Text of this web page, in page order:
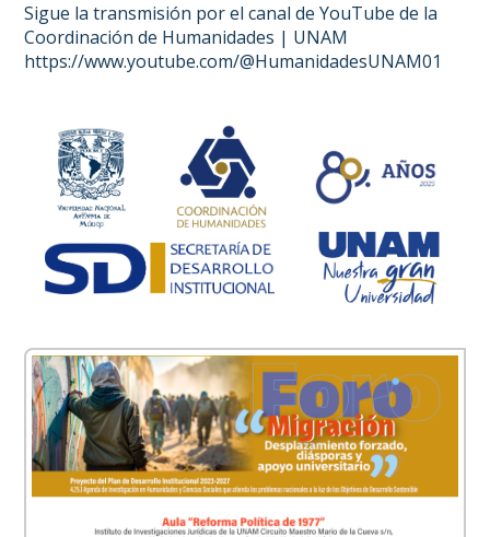
Sigue la transmisión por el canal de YouTube de la
Coordinación de Humanidades | UNAM
https://www.youtube.com/@HumanidadesUNAM01